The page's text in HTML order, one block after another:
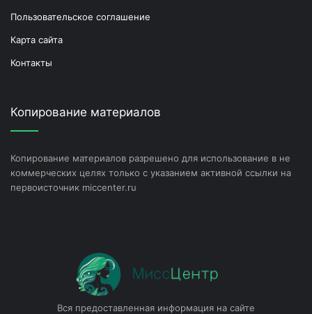
Пользовательское соглашение
Карта сайта
Контакты
Копирование материалов
Копирование материалов разрешено для использование в не
коммерческих целях только с указанием активной ссылки на
первоисточник miccenter.ru
Вся предоставленная информация на сайте